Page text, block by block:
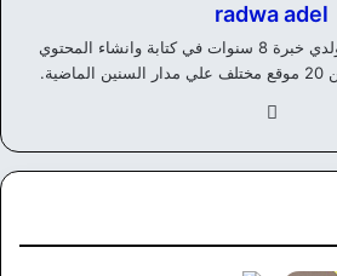
radwa adel
تخرجت من كلية الألسن، ولدي خبرة 8 سنوات في كتابة وانشاء المحتوي
وك